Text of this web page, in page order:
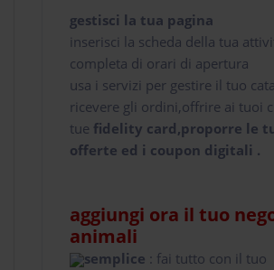
gestisci la tua pagina
inserisci la scheda della tua
completa di orari di apertura
usa i servizi per gestire il tuo
ricevere gli ordini,offrire ai tuoi
tue fidelity card,proporre le
offerte ed i coupon digitali .
aggiungi ora il tuo
animali
semplice : fai tutto con il tuo